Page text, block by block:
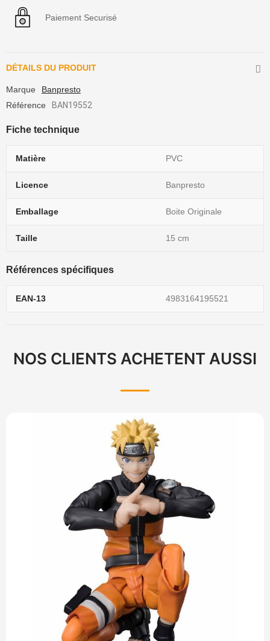
Paiement Securisé
DÉTAILS DU PRODUIT
Marque
Banpresto
Référence
BAN19552
Fiche technique
Matière PVC
Licence Banpresto
Emballage Boite Originale
Taille 15 cm
Références spécifiques
EAN-13 4983164195521
NOS CLIENTS ACHETENT AUSSI